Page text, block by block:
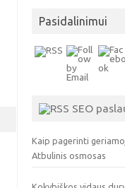
Pasidalinimui
SEO
Kaip pagerinti
Atbulinis osmosas